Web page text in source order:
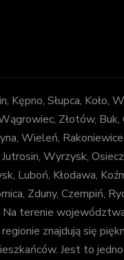
Kępno, Słupca, Koło,
Złotów, Buk,
Wieleń,
Wyrzysk,
Luboń, Kłodawa,
Zduny, Czempiń,
terenie
znajdują się
Jest to